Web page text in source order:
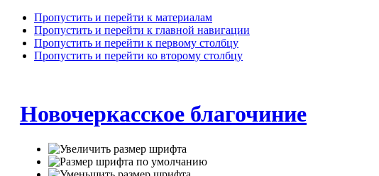
Пропустить и перейти к материалам
Пропустить и перейти к главной навигации
Пропустить и перейти к первому столбцу
Пропустить и перейти ко второму столбцу
Новочеркасское благочиние